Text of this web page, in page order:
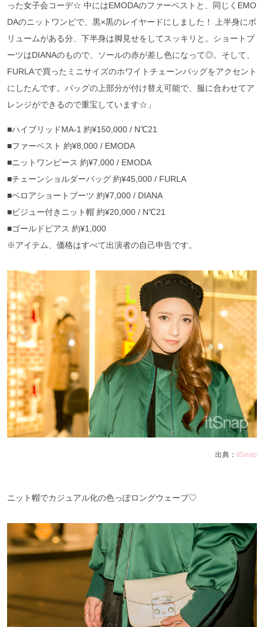
った女子会コーデ☆ 中にはEMODAのファーベストと、同じくEMO
DAのニットワンピで、黒×黒のレイヤードにしました！ 上半身にボ
リュームがある分、下半身は脚見せをしてスッキリと。ショートブ
ーツはDIANAのもので、ソールの赤が差し色になって◎。そして、
FURLAで買ったミニサイズのホワイトチェーンバッグをアクセント
にしたんです。バッグの上部分が付け替え可能で、服に合わせてア
レンジができるので重宝しています☆」
■ハイブリッドMA-1 約¥150,000 / N℃21
■ファーベスト 約¥8,000 / EMODA
■ニットワンピース 約¥7,000 / EMODA
■チェーンショルダーバッグ 約¥45,000 / FURLA
■ベロアショートブーツ 約¥7,000 / DIANA
■ビジュー付きニット帽 約¥20,000 / N℃21
■ゴールドピアス 約¥1,000
※アイテム、価格はすべて出演者の自己申告です。
出典： itSnap
ニット帽でカジュアル化の色っぽロングウェーブ♡